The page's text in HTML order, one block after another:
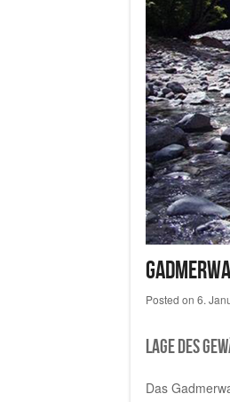
Posted on 6.
Lage des
Das